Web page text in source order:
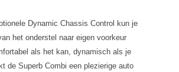
Dynamic Chassis Control kun je
het onderstel naar eigen voorkeur
als het kan, dynamisch als je
de Superb Combi een plezierige auto